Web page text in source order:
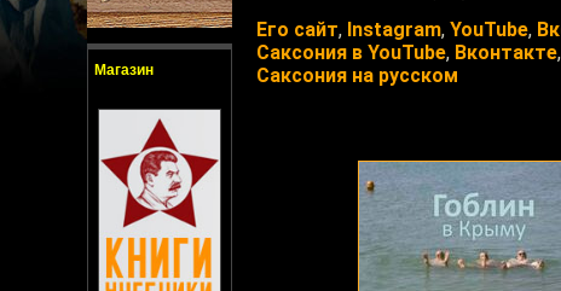
Магазин
Его сайт, Instagram, YouTube,
Саксония в YouTube, Вконтакте,
Саксония на русском